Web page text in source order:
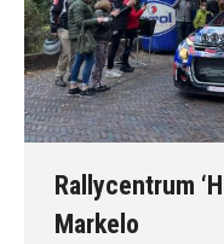
Rallycentrum
Markelo